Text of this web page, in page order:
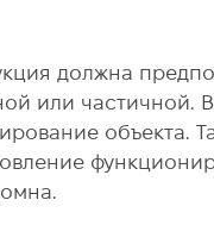
должна
или частичной.
объекта.